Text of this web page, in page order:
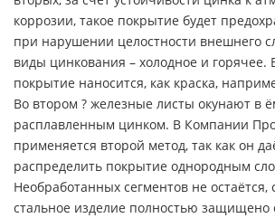
коррозии, такое покрытие будет
при нарушении целостности внешнего
виды цинкования – холодное и горячее.
покрытие наносится, как краска,
Во втором ? железные листы окунают в
расплавленным цинком. В Компании
применяется второй метод, так как он
распределить покрытие однородным
Необработанных сегментов не остаётся,
стальное изделие полностью защищено